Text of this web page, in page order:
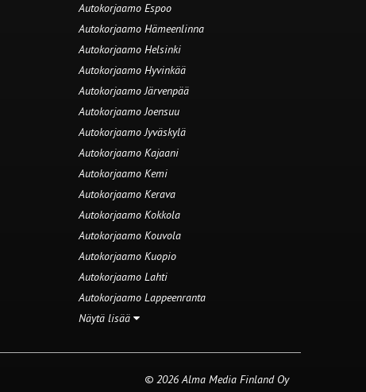
Autokorjaamo Espoo
Autokorjaamo Hämeenlinna
Autokorjaamo Helsinki
Autokorjaamo Hyvinkää
Autokorjaamo Järvenpää
Autokorjaamo Joensuu
Autokorjaamo Jyväskylä
Autokorjaamo Kajaani
Autokorjaamo Kemi
Autokorjaamo Kerava
Autokorjaamo Kokkola
Autokorjaamo Kouvola
Autokorjaamo Kuopio
Autokorjaamo Lahti
Autokorjaamo Lappeenranta
Näytä lisää
© 2026 Alma Media Finland Oy